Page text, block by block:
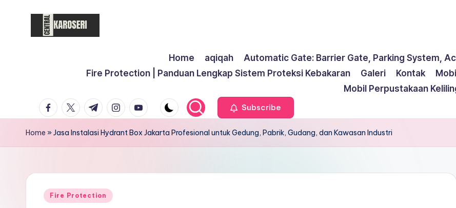
r
l
Home aqiqah Automatic Gate: Barrier Gate, Parking System,
Fire Protection | Panduan Lengkap Sistem Proteksi Kebakaran
Galeri Kontak
Mobil Perpustakaan
facebook.com
twitter.com
t.me instagram.com
youtube.com Subscribe
Home »Jasa Instalasi Hydrant Box Jakarta Profesional untuk Gedung, Pabrik, Gudang, dan Kawasan Industri
Posted
Fire Protection